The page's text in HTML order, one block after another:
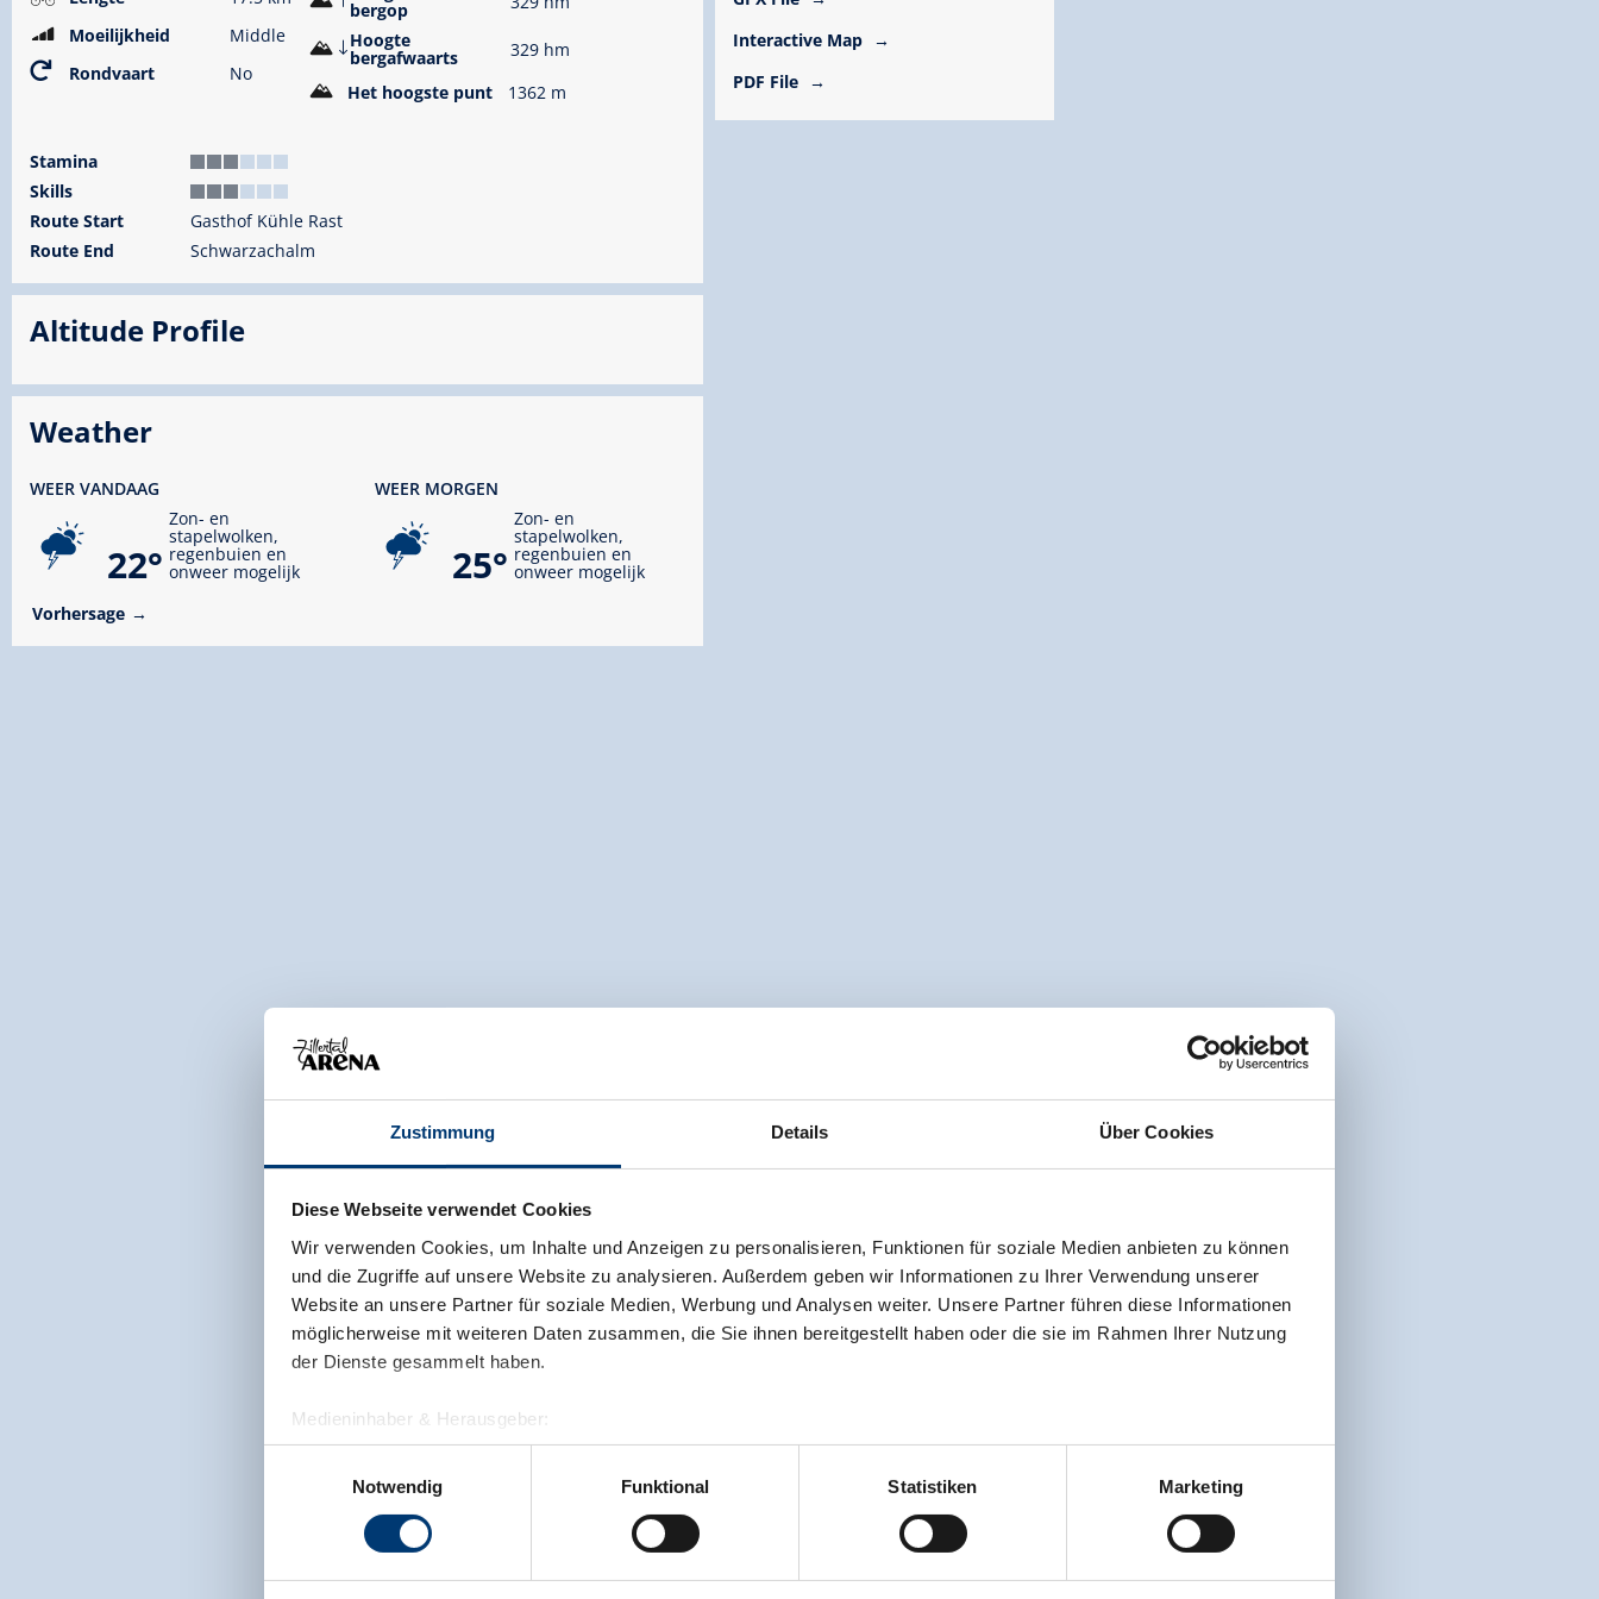
Zustimmung Details Über Cookies
Diese Webseite verwendet Cookies
Wir verwenden Cookies, um Inhalte und Anzeigen zu personalisieren, Funktionen für soziale Medien anbieten zu können
und die Zugriffe auf unsere Website zu analysieren. Außerdem geben wir Informationen zu Ihrer Verwendung unserer
Website an unsere Partner für soziale Medien, Werbung und Analysen weiter. Unsere Partner führen diese Informationen
möglicherweise mit weiteren Daten zusammen, die Sie ihnen bereitgestellt haben oder die sie im Rahmen Ihrer Nutzung
der Dienste gesammelt haben.
Medieninhaber & Herausgeber:
Zeller Bergbahnen Zillertal GmbH & Co KG
Rohr 23// A-6280 Zell am Ziller
www.zillertalarena.com
Notwendig
Funktional Statistiken Marketing
Moeilijkheid
Middle
Rondvaart
No
bergop
Hoogte
bergafwaarts
329 hm
Het hoogste punt
1362 m
Stamina
Skills
Route Start
Gasthof Kühle Rast
Route End
Schwarzachalm
Altitude Profile
Weather
WEER VANDAAG
22°
Zon- en
stapelwolken,
regenbuien en
onweer mogelijk
WEER MORGEN
25°
Zon- en
stapelwolken,
regenbuien en
onweer mogelijk
Vorhersage
Interactive Map
PDF File